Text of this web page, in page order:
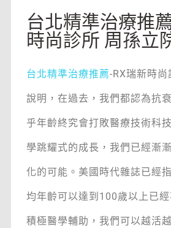
台北精準治療推
時尚診所 周孫立
台北精準治療推薦-RX瑞新時
說明，在過去，我們都認為抗
乎年齡終究會打敗醫療技術科
學跳耀式的成長，我們已經漸
化的可能。美國時代雜誌已經
均年齡可以達到100歲以上已
積極醫學輔助，我們可以越活